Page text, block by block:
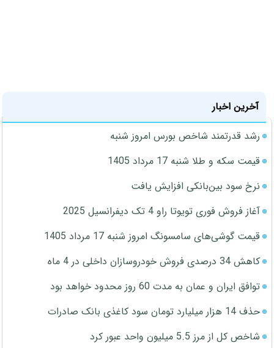
آخرین اخبار
رشد قدرتمند شاخص بورس امروز شنبه
قیمت سکه و طلا شنبه 17 مرداد 1405
نرخ سود بین‌بانکی افزایش یافت
آغاز فروش فوری تویوتا راو 4 تک دیفرانسیل 2025
قیمت گوشی‌های سامسونگ امروز شنبه 17 مرداد 1405
کاهش 34 درصدی فروش خودروسازان داخلی در 4 ماه
توافق ایران و عمان به مدت 60 روز محدود خواهد بود
حذف 14 هزار میلیارد تومان سود کاغذی بانک صادرات
شاخص کل از مرز 5.5 میلیون واحد عبور کرد